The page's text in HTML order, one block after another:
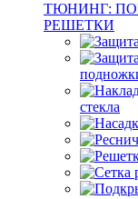
ТЮНИНГ:
РЕШЕТКИ
стекла